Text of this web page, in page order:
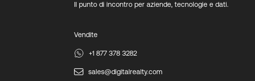
Il punto di incontro per aziende, tecnologie e dati.
Vendite
+1 877 378 3282
sales@digitalrealty.com